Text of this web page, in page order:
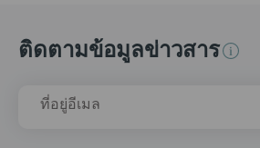
ติดตามข้อมูลข่าวสาร
ที่อยู่อีเมล